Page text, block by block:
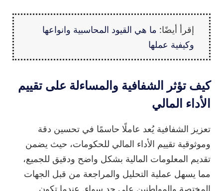
إقرأ أيضًا: ما هي القيود المحاسبية وانواعها
وكيفية عملها
كيف تؤثر الشفافية والمساءلة على تقييم
الأداء المالي
تعزيز الشفافية يُعد عاملًا حاسمًا في تحسين دقة
وموثوقية تقييم الأداء المالي للحكومات، حيث يضمن
تقديم المعلومات المالية بشكل واضح ودقيق للجميع،
مما يسهل عملية التحليل والمراجعة من قبل الجهات